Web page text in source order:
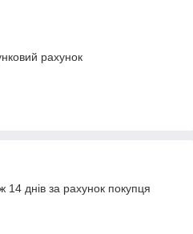
рахунок
днів за рахунок покупця